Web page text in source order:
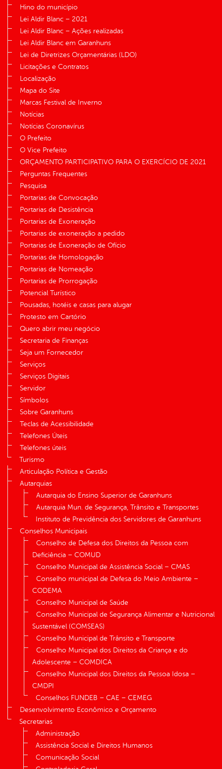
Hino do município
Lei Aldir Blanc – 2021
Lei Aldir Blanc – Ações realizadas
Lei Aldir Blanc em Garanhuns
Lei de Diretrizes Orçamentárias (LDO)
Licitações e Contratos
Localização
Mapa do Site
Marcas Festival de Inverno
Notícias
Notícias Coronavírus
O Prefeito
O Vice Prefeito
ORÇAMENTO PARTICIPATIVO PARA O EXERCÍCIO DE 2021
Perguntas Frequentes
Pesquisa
Portarias de Convocação
Portarias de Desistência
Portarias de Exoneração
Portarias de exoneração a pedido
Portarias de Exoneração de Ofício
Portarias de Homologação
Portarias de Nomeação
Portarias de Prorrogação
Potencial Turístico
Pousadas, hotéis e casas para alugar
Protesto em Cartório
Quero abrir meu negócio
Secretaria de Finanças
Seja um Fornecedor
Serviços
Serviços Digitais
Servidor
Símbolos
Sobre Garanhuns
Teclas de Acessibilidade
Telefones Úteis
Telefones úteis
Turismo
Articulação Política e Gestão
Autarquias
Autarquia do Ensino Superior de Garanhuns
Autarquia Mun. de Segurança, Trânsito e Transportes
Instituto de Previdência dos Servidores de Garanhuns
Conselhos Municipais
Conselho de Defesa dos Direitos da Pessoa com
Deficiência – COMUD
Conselho Municipal de Assistência Social – CMAS
Conselho municipal de Defesa do Meio Ambiente –
CODEMA
Conselho Municipal de Saúde
Conselho Municipal de Segurança Alimentar e Nutricional
Sustentável (COMSEAS)
Conselho Municipal de Trânsito e Transporte
Conselho Municipal dos Direitos da Criança e do
Adolescente – COMDICA
Conselho Municipal dos Direitos da Pessoa Idosa –
CMDPI
Conselhos FUNDEB – CAE – CEMEG
Desenvolvimento Econômico e Orçamento
Secretarias
Administração
Assistência Social e Direitos Humanos
Comunicação Social